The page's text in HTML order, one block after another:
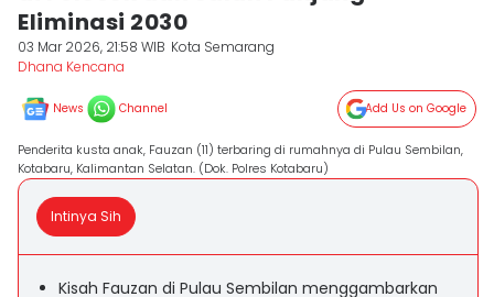
Eliminasi 2030
03 Mar 2026, 21:58 WIB Kota Semarang
Dhana Kencana
News Channel Add Us on Google
Penderita kusta anak, Fauzan (11) terbaring di rumahnya di Pulau Sembilan,
Kotabaru, Kalimantan Selatan. (Dok. Polres Kotabaru)
Intinya Sih
Kisah Fauzan di Pulau Sembilan menggambarkan